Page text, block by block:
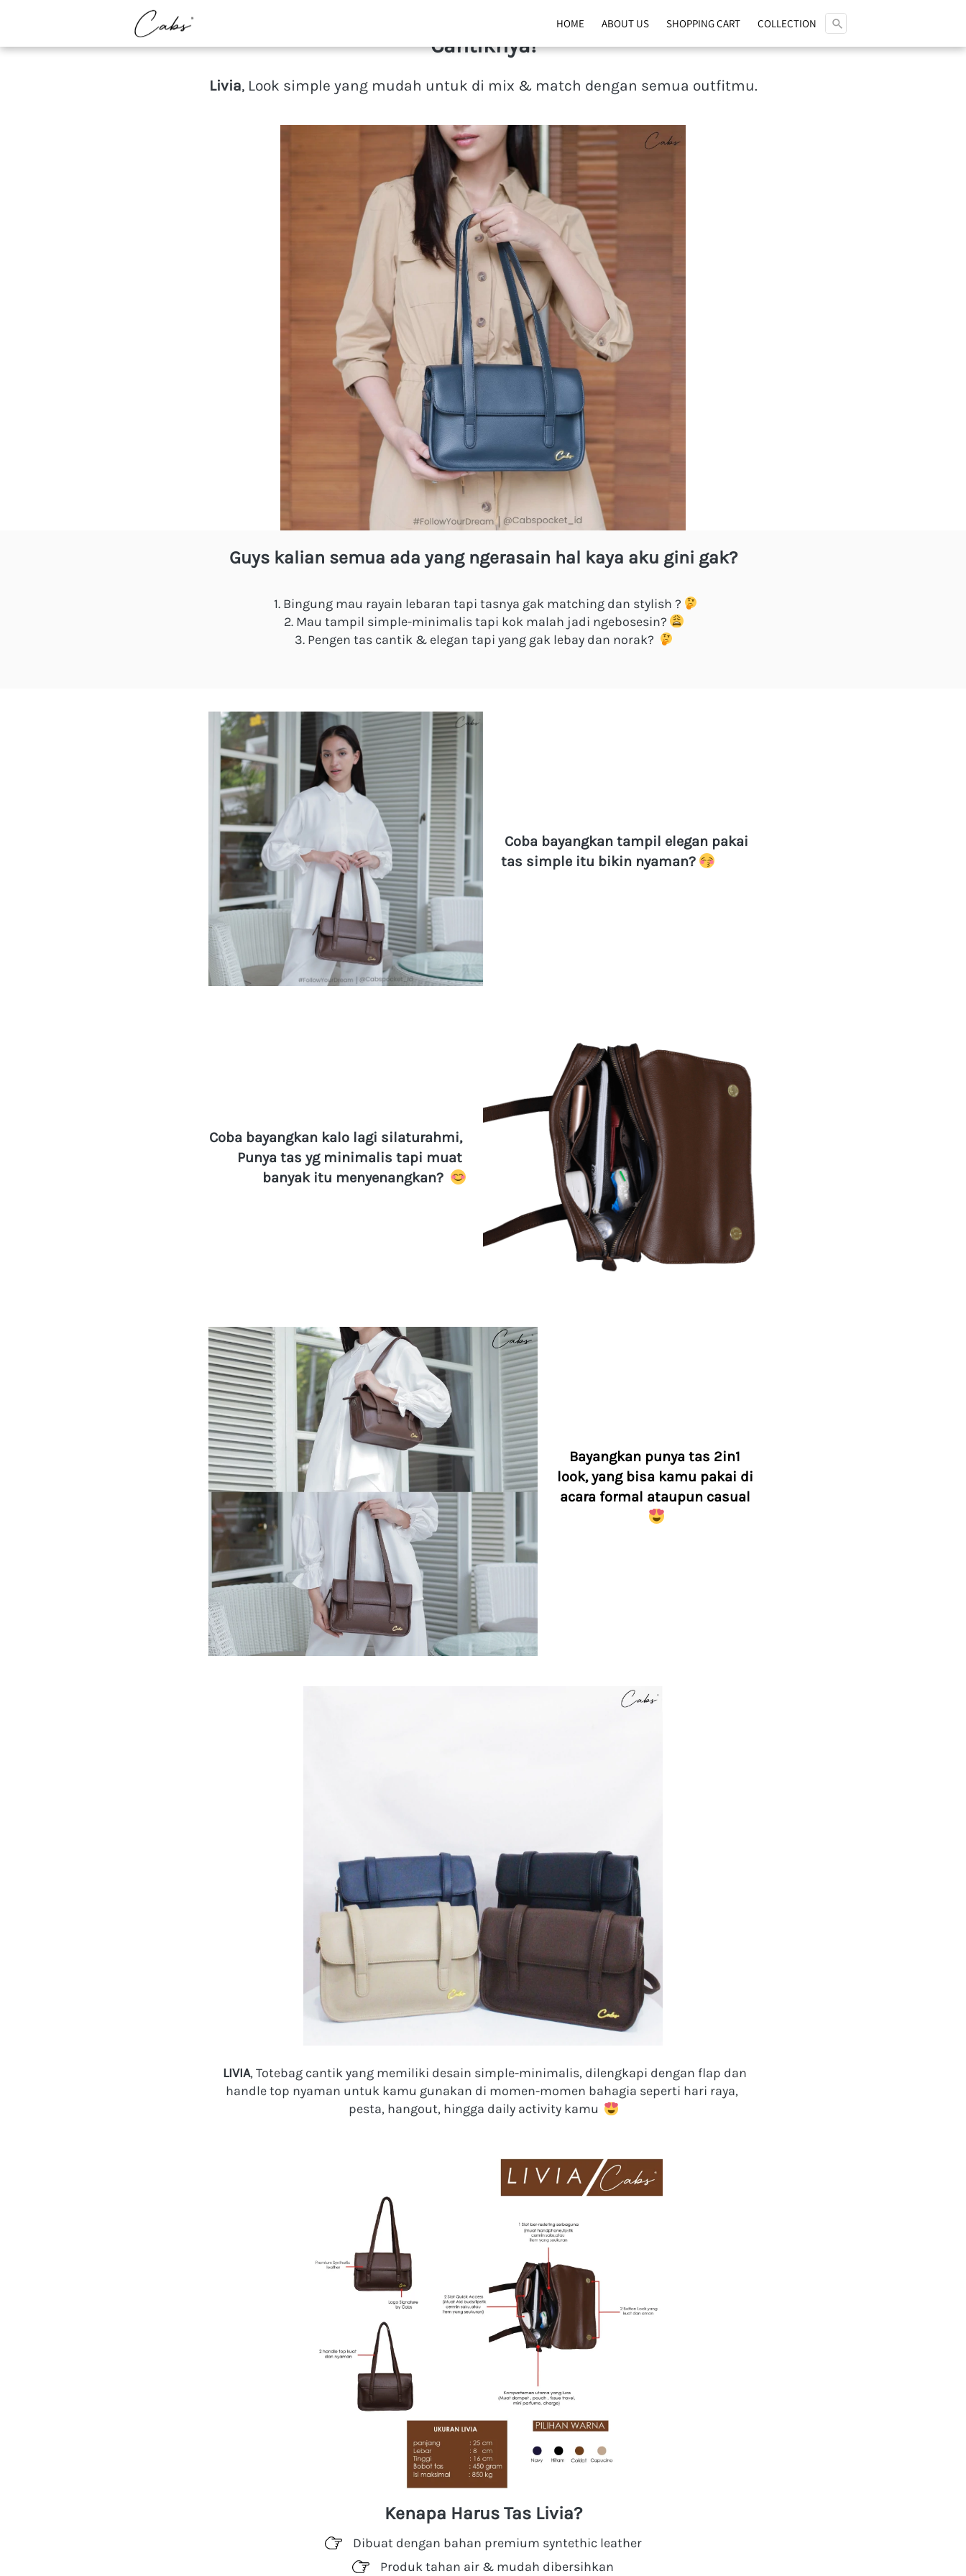
HOME ABOUT US SHOPPING CART COLLECTION
LIVIA Tote Bag! Minimalis Desainnya, Maksimal
Cantiknya!
Livia, Look simple yang mudah untuk di mix & match dengan semua outfitmu.
Guys kalian semua ada yang ngerasain hal kaya aku gini gak?
Bingung mau rayain lebaran tapi tasnya gak matching dan stylish ?
Mau tampil simple-minimalis tapi kok malah jadi ngebosesin?
Pengen tas cantik & elegan tapi yang gak lebay dan norak?
Coba bayangkan tampil elegan pakai
tas simple itu bikin nyaman?
Coba bayangkan kalo lagi silaturahmi,
Punya tas yg minimalis tapi muat
banyak itu menyenangkan?
Bayangkan punya tas 2in1
look, yang bisa kamu pakai di
acara formal ataupun casual
LIVIA, Totebag cantik yang memiliki desain simple-minimalis, dilengkapi dengan flap dan
handle top nyaman untuk kamu gunakan di momen-momen bahagia seperti hari raya,
pesta, hangout, hingga daily activity kamu
Kenapa Harus Tas Livia?
Dibuat dengan bahan premium syntethic leather
Produk tahan air & mudah dibersihkan